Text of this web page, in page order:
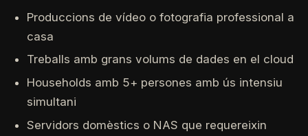
Produccions de vídeo o fotografia professional a
casa
Treballs amb grans volums de dades en el cloud
Households amb 5+ persones amb ús intensiu
simultani
Servidors domèstics o NAS que requereixin